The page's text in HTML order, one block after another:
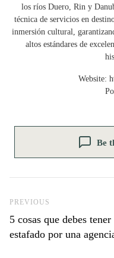
los ríos Duero, Rin y
técnica de servicios en
inmersión cultural,
altos estándares de
Website:
Be
Previous Post
PREVIOUS
5 cosas que debes
estafado por una